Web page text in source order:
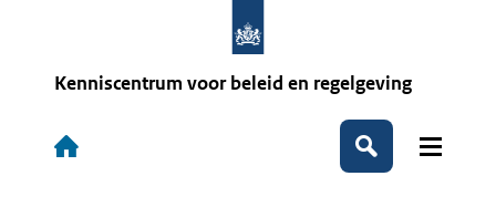
Kenniscentrum voor beleid en regelgeving
Hoofdnavigatie
Zoeken